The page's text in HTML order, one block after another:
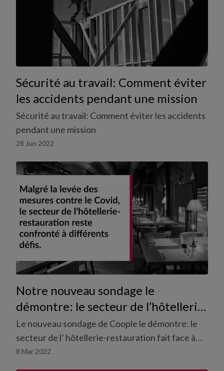
Sécurité au travail: Comment éviter
les accidents pendant une mission
Sécurité au travail: Comment éviter les accidents
pendant une mission
28 Jun 2022
Notre nouveau sondage le
démontre: le secteur de l’hôtellerie-
restauration fait face à une pénurie
accrue de personnel
Le nouveau sondage de Coople le démontre: le
secteur de l’ hôtellerie-restauration fait face à
une pénurie accrue de personnel
8 Mar 2022